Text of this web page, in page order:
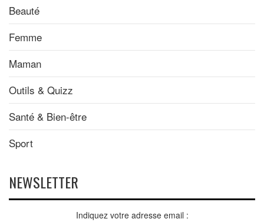
Beauté
Femme
Maman
Outils & Quizz
Santé & Bien-être
Sport
NEWSLETTER
Indiquez votre adresse email :